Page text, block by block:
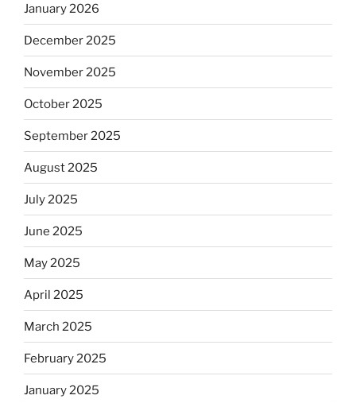
January 2026
December 2025
November 2025
October 2025
September 2025
August 2025
July 2025
June 2025
May 2025
April 2025
March 2025
February 2025
January 2025